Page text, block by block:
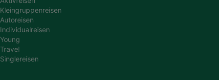
Kleingruppenreisen
Autoreisen
Individualreisen
Young
Travel
Singlereisen